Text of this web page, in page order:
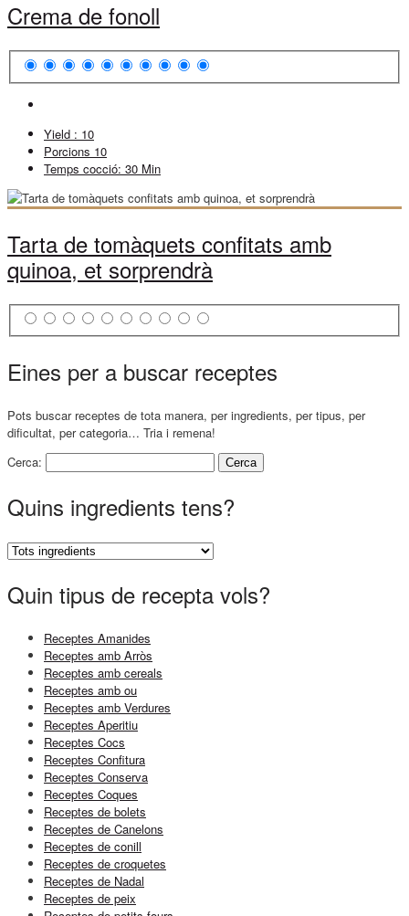
Crema de fonoll
Yield : 10
Porcions 10
Temps cocció: 30 Min
Tarta de tomàquets confitats amb
quinoa, et sorprendrà
Eines per a buscar receptes
Pots buscar receptes de tota manera, per ingredients, per tipus, per
dificultat, per categoria… Tria i remena!
Cerca:
Quins ingredients tens?
Quin tipus de recepta vols?
Receptes Amanides
Receptes amb Arròs
Receptes amb cereals
Receptes amb ou
Receptes amb Verdures
Receptes Aperitiu
Receptes Cocs
Receptes Confitura
Receptes Conserva
Receptes Coques
Receptes de bolets
Receptes de Canelons
Receptes de conill
Receptes de croquetes
Receptes de Nadal
Receptes de peix